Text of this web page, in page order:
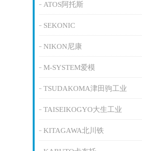
ATOS阿托斯
SEKONIC
NIKON尼康
M-SYSTEM爱模
TSUDAKOMA津田驹工业
TAISEIKOGYO大生工业
KITAGAWA北川铁